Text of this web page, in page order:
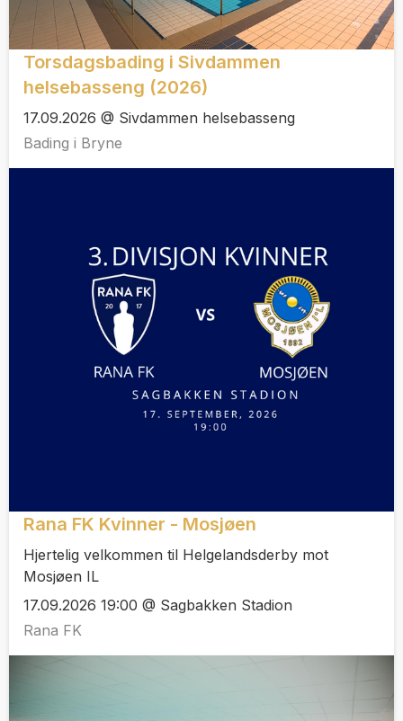
Torsdagsbading i Sivdammen
helsebasseng (2026)
17.09.2026 @ Sivdammen helsebasseng
Bading i Bryne
Rana FK Kvinner - Mosjøen
Hjertelig velkommen til Helgelandsderby mot
Mosjøen IL
17.09.2026 19:00 @ Sagbakken Stadion
Rana FK